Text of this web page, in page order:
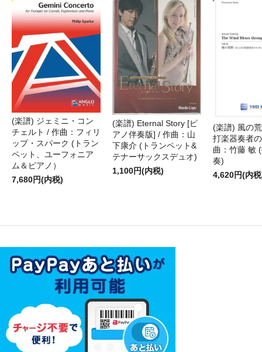
(楽譜) ジェミニ・コン
チェルト / 作曲：フィリ
ップ・スパーク (トラン
ペット、ユーフォニア
ム＆ピアノ）
7,680円(内税)
(楽譜) Eternal Story [ピ
アノ伴奏版] / 作曲：山
下康介 (トランペット&
テナーサックスデュオ)
1,100円(内税)
(楽譜) 風の
打楽器奏者
曲：竹藤 敏
奏)
4,620円(内